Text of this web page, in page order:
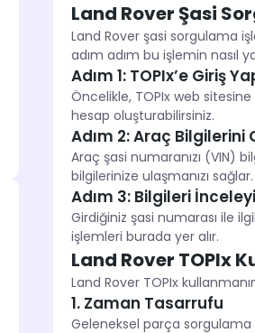
Land Rover Şasi
Land Rover şasi sorgulama
adım adım bu işlemin nasıl
Adım 1: TOPIx’e Giriş
Öncelikle, TOPIx web sitesine
hesap oluşturabilirsiniz.
Adım 2: Araç Bilgilerini
Araç şasi numaranızı (VIN)
bilgilerinize ulaşmanızı sağlar.
Adım 3: Bilgileri
Girdiğiniz şasi numarası ile
işlemleri burada yer alır.
Land Rover TOPIx
Land Rover TOPIx
1. Zaman Tasarrufu
Geleneksel parça sorgulama